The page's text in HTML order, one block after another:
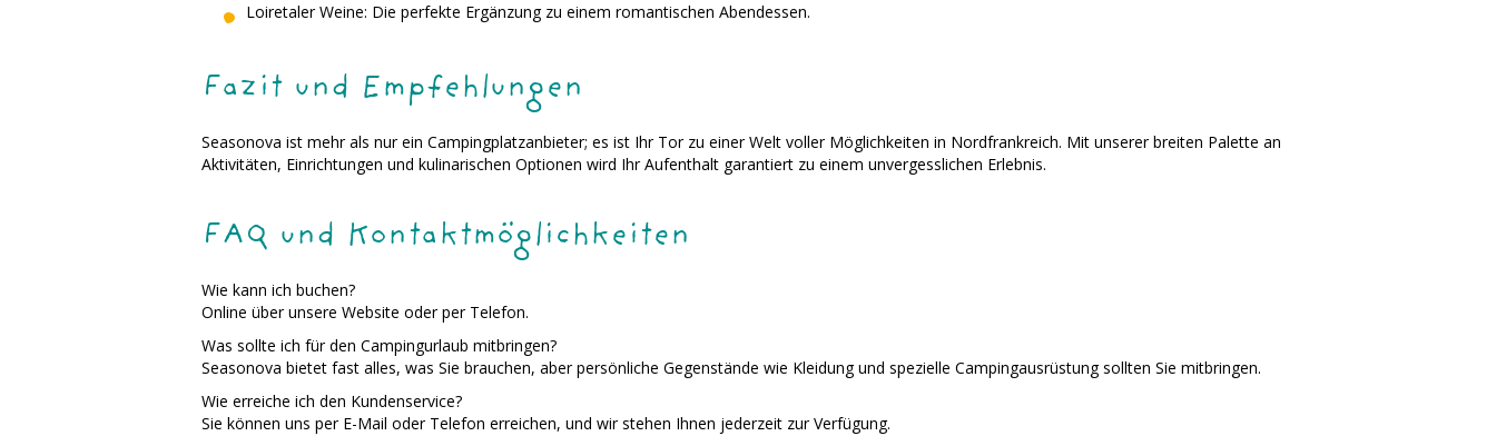
Loiretaler Weine: Die perfekte Ergänzung zu einem romantischen Abendessen.
Fazit und Empfehlungen
Seasonova ist mehr als nur ein Campingplatzanbieter; es ist Ihr Tor zu einer Welt voller Möglichkeiten in Nordfrankreich. Mit unserer breiten Palette an
Aktivitäten, Einrichtungen und kulinarischen Optionen wird Ihr Aufenthalt garantiert zu einem unvergesslichen Erlebnis.
FAQ und Kontaktmöglichkeiten
Wie kann ich buchen?
Online über unsere Website oder per Telefon.
Was sollte ich für den Campingurlaub mitbringen?
Seasonova bietet fast alles, was Sie brauchen, aber persönliche Gegenstände wie Kleidung und spezielle Campingausrüstung sollten Sie mitbringen.
Wie erreiche ich den Kundenservice?
Sie können uns per E-Mail oder Telefon erreichen, und wir stehen Ihnen jederzeit zur Verfügung.